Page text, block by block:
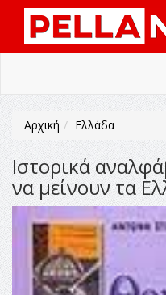
Αρχική Ελλάδα
Ιστορικά
να μείνουν τα